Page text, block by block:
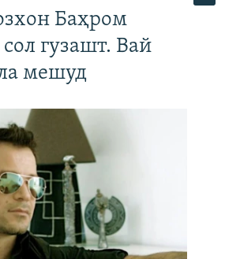
Баҳром
гузашт. Вай
мешуд